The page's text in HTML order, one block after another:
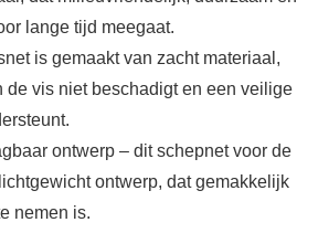
lange tijd meegaat.
is gemaakt van zacht materiaal,
de vis niet beschadigt en een veilige
ontwerp – dit schepnet voor de
ontwerp, dat gemakkelijk
nemen is.